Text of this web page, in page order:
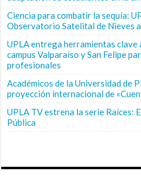
Ciencia para combatir la sequía:
Observatorio Satelital de Nieves
UPLA entrega herramientas clave
campus Valparaíso y San Felipe
profesionales
Académicos de la Universidad de
proyección internacional de
UPLA TV estrena la serie Raíces:
Pública